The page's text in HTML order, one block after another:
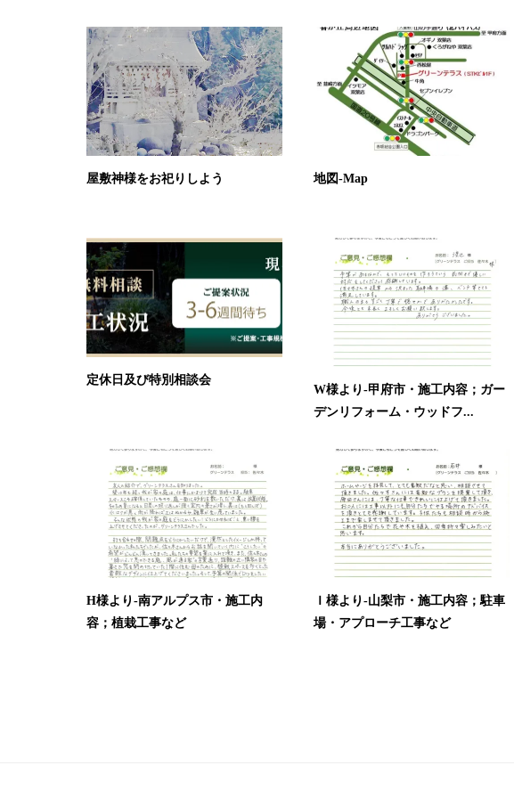
屋敷神様をお祀りしよう 地図-Map
定休日及び特別相談会
W様より-甲府市・施工内容；ガー
デンリフォーム・ウッドフ...
H様より-南アルプス市・施工内
容；植栽工事など
Ｉ様より-山梨市・施工内容；駐車
場・アプローチ工事など